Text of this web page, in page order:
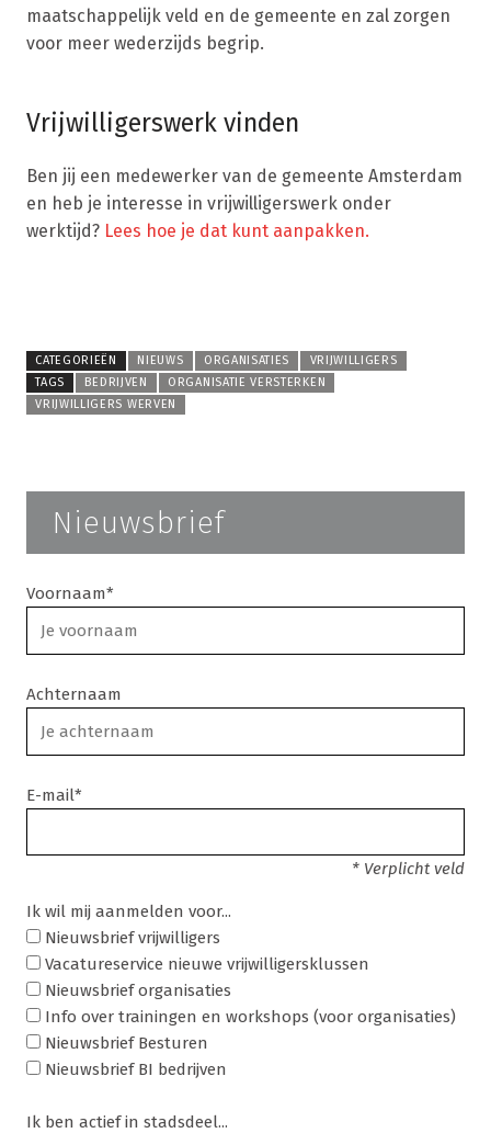
maatschappelijk veld en de gemeente en zal zorgen
voor meer wederzijds begrip.
Vrijwilligerswerk vinden
Ben jij een medewerker van de gemeente Amsterdam
en heb je interesse in vrijwilligerswerk onder
werktijd? Lees hoe je dat kunt aanpakken.
CATEGORIEËN NIEUWS ORGANISATIES
VRIJWILLIGERS
TAGS
BEDRIJVEN
ORGANISATIE VERSTERKEN
VRIJWILLIGERS WERVEN
Nieuwsbrief
Voornaam*
Achternaam
E-mail*
* Verplicht veld
Ik wil mij aanmelden voor...
Nieuwsbrief vrijwilligers
Vacatureservice nieuwe vrijwilligersklussen
Nieuwsbrief organisaties
Info over trainingen en workshops (voor organisaties)
Nieuwsbrief Besturen
Nieuwsbrief BI bedrijven
Ik ben actief in stadsdeel...